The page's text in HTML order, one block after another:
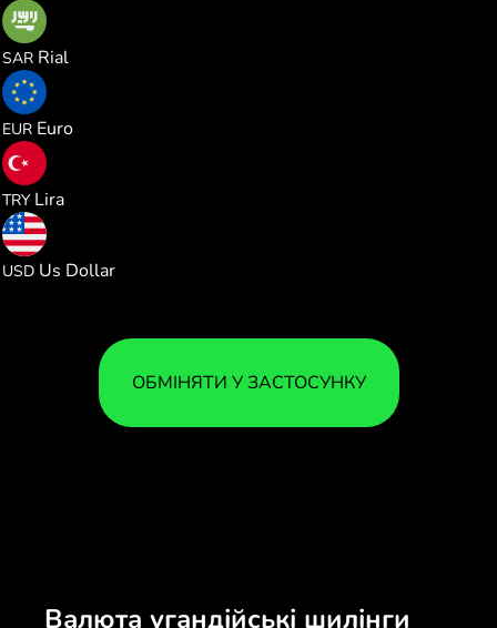
SAR Rial
EUR Euro
TRY Lira
USD Us Dollar
ОБМІНЯТИ У ЗАСТОСУНКУ
Валюта угандійські шилінги